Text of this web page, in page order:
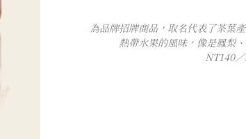
為品牌招牌商品，取名代表了茶葉
熱帶水果的風味，像是鳳梨
NT140